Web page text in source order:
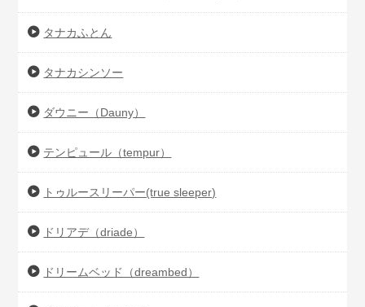
タナカふとん
タナカシンソー
ダウニー（Dauny）
テンピュール（tempur）
トゥルースリーパー(true sleeper)
ドリアデ（driade）
ドリームベッド（dreambed）